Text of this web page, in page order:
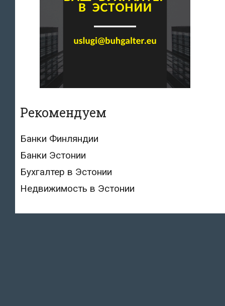
Рекомендуем
Банки Финляндии
Банки Эстонии
Бухгалтер в Эстонии
Недвижимость в Эстонии